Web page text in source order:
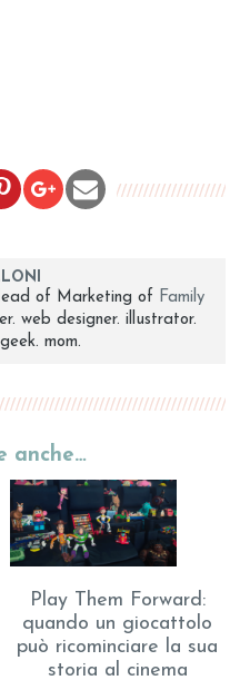
of Marketing of
Family
web designer. illustrator.
mom.
anche…
Play Them Forward:
quando un giocattolo
può ricominciare la sua
storia al cinema